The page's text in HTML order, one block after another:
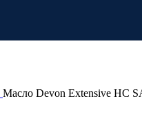
Масло Devon Extensive HC